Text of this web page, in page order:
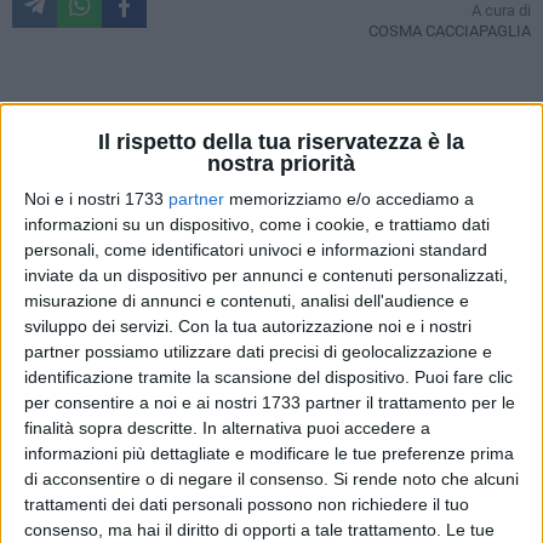
Il rispetto della tua riservatezza è la
nostra priorità
Noi e i nostri 1733 partner memorizziamo e/o accediamo a
informazioni su un dispositivo, come i cookie, e trattiamo dati
personali, come identificatori univoci e informazioni standard
inviate da un dispositivo per annunci e contenuti personalizzati,
misurazione di annunci e contenuti, analisi dell'audience e
sviluppo dei servizi. Con la tua autorizzazione noi e i nostri
partner possiamo utilizzare dati precisi di geolocalizzazione e
identificazione tramite la scansione del dispositivo. Puoi fare clic
per consentire a noi e ai nostri 1733 partner il trattamento per le
finalità sopra descritte. In alternativa puoi accedere a
informazioni più dettagliate e modificare le tue preferenze prima
di acconsentire o di negare il consenso. Si rende noto che alcuni
trattamenti dei dati personali possono non richiedere il tuo
consenso, ma hai il diritto di opporti a tale trattamento. Le tue
A cura di
COSMA CACCIAPAGLIA
lungo via Giuseppe Di Vittorio.
Intorno alle ore 4:30 è scattato l'allarme del distributore di
tabacchi. Le Guardie giurate sono arrivate sul posto e hanno
notato un pacco sospetto all interno del distributore
automatico per la vendita delle sigarette.
Hanno dunque allertato i carabinieri che, arrivati sul posto
hanno provveduto a delimitare l'accesso sia pedonale che
veicolare dell' isolato.
Il pacco si è rivelato essere un petardo di medie dimensioni
con miccia. Per questo sono stati interpellati gli artificieri che
sono arrivati da Bari per neutralizzare il petardo.
I carabinieri hanno avviato subito le indagini partendo dalla